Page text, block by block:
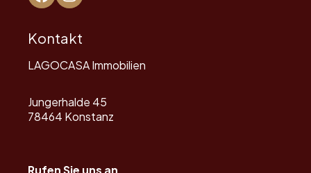
Kontakt
LAGOCASA Immobilien
Jungerhalde 45
78464 Konstanz
Rufen Sie uns an